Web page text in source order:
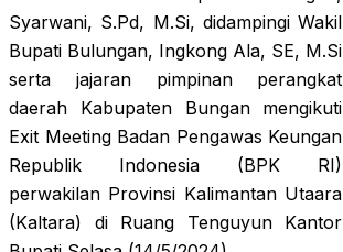
Syarwani, S.Pd, M.Si, didampingi Wakil
Bupati Bulungan, Ingkong Ala, SE, M.Si
serta jajaran pimpinan perangkat
daerah Kabupaten Bungan mengikuti
Exit Meeting Badan Pengawas Keungan
Republik Indonesia (BPK RI)
perwakilan Provinsi Kalimantan Utaara
(Kaltara) di Ruang Tenguyun Kantor